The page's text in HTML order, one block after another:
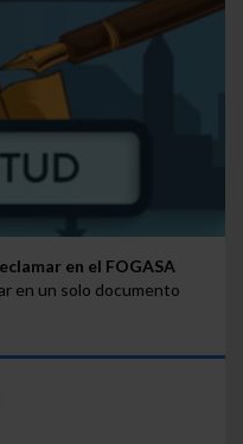
en el FOGASA
en un solo documento